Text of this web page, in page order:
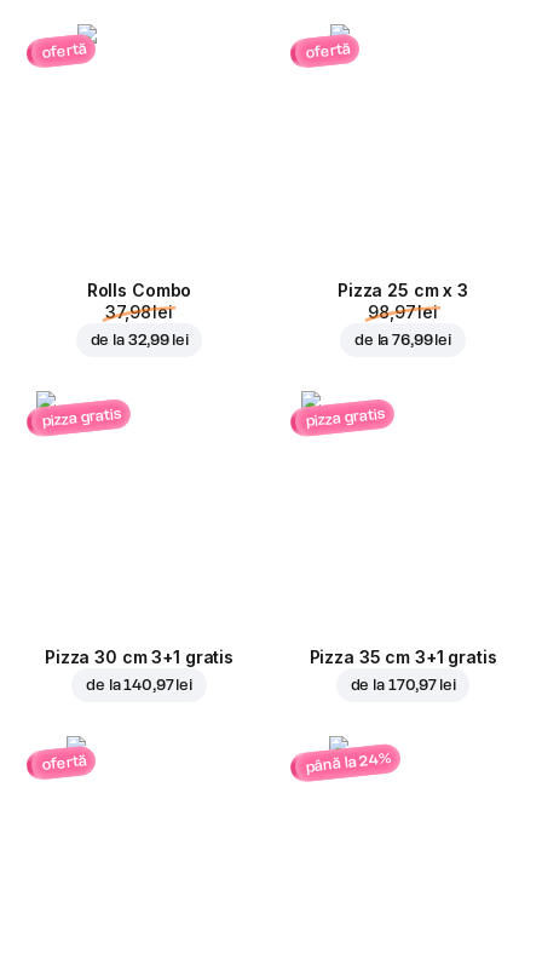
ofertă
Rolls Combo
37,98 lei
de la 32,99 lei
ofertă
Pizza 25 cm x 3
98,97 lei
de la76,99 lei
pizza gratis
Pizza 30 cm 3+1 gratis
de la140,97 lei
pizza gratis
Pizza 35 cm 3+1 gratis
de la 170,97 lei
ofertă până la 24%